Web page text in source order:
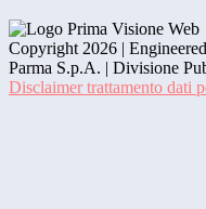
Copyright 2026 |
Parma S.p.A. | Divisione
Disclaimer trattamento dati